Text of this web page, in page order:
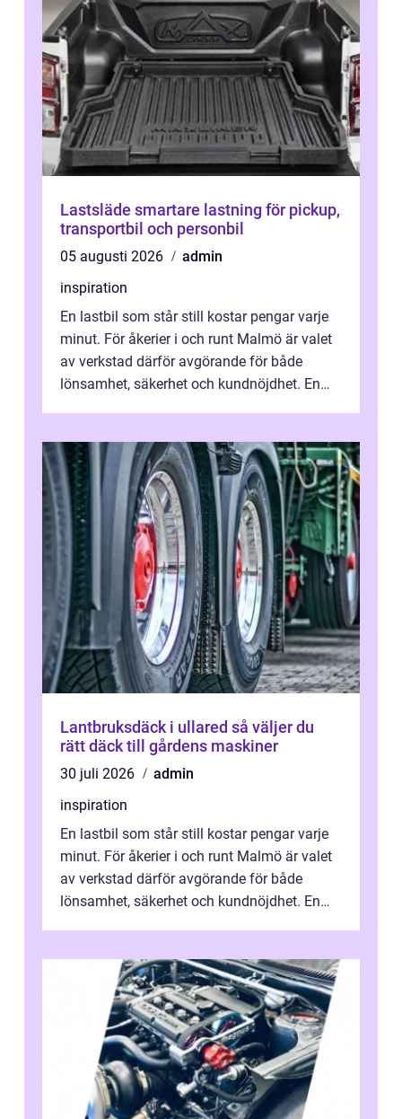
Lastsläde smartare lastning för pickup,
transportbil och personbil
05 augusti 2026
admin
inspiration
En lastbil som står still kostar pengar varje
minut. För åkerier i och runt Malmö är valet
av verkstad därför avgörande för både
lönsamhet, säkerhet och kundnöjdhet. En
Lantbruksdäck i ullared så väljer du
rätt däck till gårdens maskiner
30 juli 2026
admin
inspiration
En lastbil som står still kostar pengar varje
minut. För åkerier i och runt Malmö är valet
av verkstad därför avgörande för både
lönsamhet, säkerhet och kundnöjdhet. En